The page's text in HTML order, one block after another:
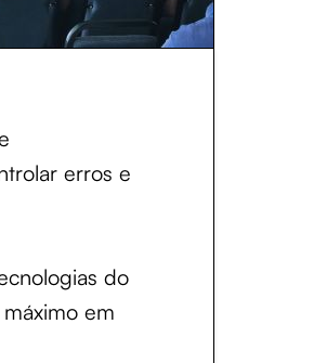
erros e
do
em